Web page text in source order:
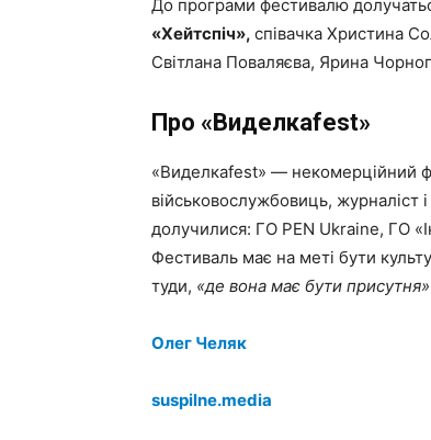
До програми фестивалю
«Хейтспіч», співачка Христина
Світлана Поваляєва, Ярина
Про «Виделкаfest»
«Виделкаfest» — некомерційний
військовослужбовиць,
долучилися: ГО PEN Ukraine, ГО
Фестиваль має на меті бути
туди, «де вона має бути присутня»
Олег Челяк
suspilne.media